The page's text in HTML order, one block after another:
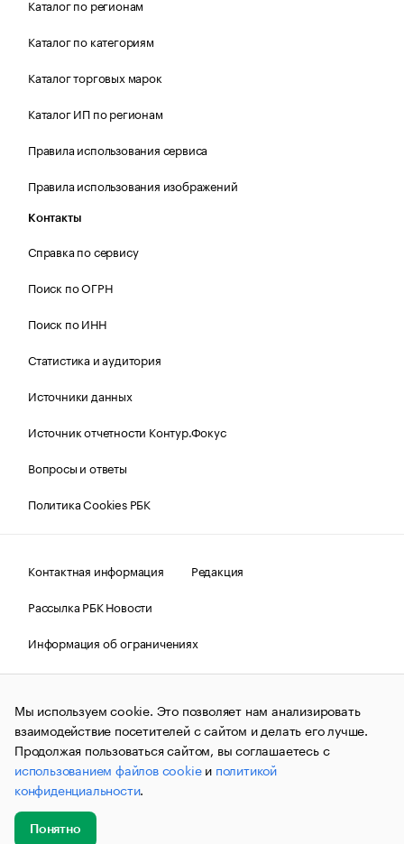
Каталог по регионам
Каталог по категориям
Каталог торговых марок
Каталог ИП по регионам
Правила использования сервиса
Правила использования изображений
Контакты
Справка по сервису
Поиск по ОГРН
Поиск по ИНН
Статистика и аудитория
Источники данных
Источник отчетности Контур.Фокус
Вопросы и ответы
Политика Cookies РБК
Контактная информация
Редакция
Рассылка РБК Новости
Информация об ограничениях
Правовая информация
О соблюдении авторских прав
© АО «РОСБИЗНЕСКОНСАЛТИНГ»,1995–2026.Сообщения
и материалы информационного агентства «РБК»
(зарегистрировано Федеральной службой по надзору в сфере
связи, информационных технологий и массовых
коммуникаций (Роскомнадзор) 09.12.2015 за номером ИА
№ФС77-63848) сопровождаются пометкой «РБК». Отдельные
публикации могут содержать информацию,
не предназначенную для пользователей
до 18 лет.
Мы используем cookie. Это позволяет нам анализировать
взаимодействие посетителей с сайтом и делать его лучше.
Продолжая пользоваться сайтом, вы соглашаетесь с
использованием файлов cookieи политикой
конфиденциальности.
Понятно